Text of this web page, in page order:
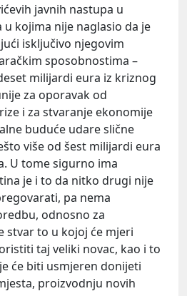
javnih nastupa u
kojima nije naglasio da je
isključivo njegovim
sposobnostima –
milijardi eura iz kriznog
za oporavak od
i za stvaranje ekonomije
buduće udare slične
više od šest milijardi eura
U tome sigurno ima
je i to da nitko drugi nije
pa nema
odnosno za
stvar to u kojoj će mjeri
taj veliki novac, kao i to
će biti usmjeren donijeti
proizvodnju novih